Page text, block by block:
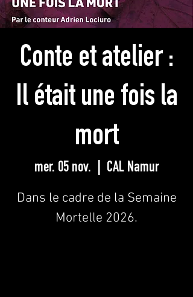
Conte et atelier :
Il était une fois la
mort
mer. 05 nov. CAL Namur
Dans le cadre de la Semaine
Mortelle 2026.